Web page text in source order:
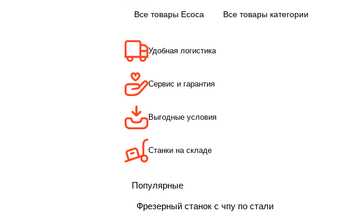
Все товары Ecoca Все товары категории
Удобная логистика
Сервис и гарантия
Выгодные условия
Станки на складе
Популярные
Фрезерный станок с чпу по стали